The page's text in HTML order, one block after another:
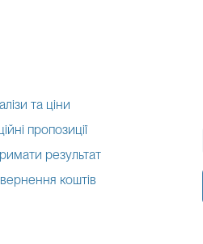
та ціни
пропозиції
результат
коштів